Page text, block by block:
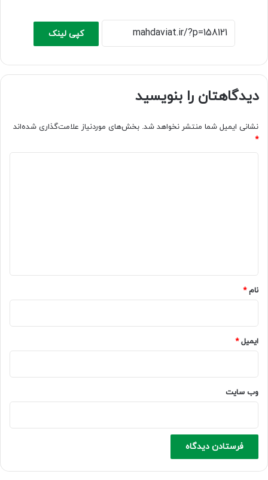
کپی لینک
دیدگاهتان را بنویسید
نشانی ایمیل شما منتشر نخواهد شد. بخش‌های موردنیاز علامت‌گذاری شده‌اند
*
نام*
ایمیل*
وب‌ سایت